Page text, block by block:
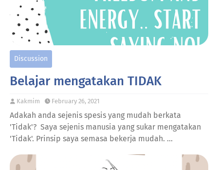
Discussion
Belajar mengatakan TIDAK
Kakmim February 26, 2021
Adakah anda sejenis spesis yang mudah berkata
'Tidak'? Saya sejenis manusia yang sukar mengatakan
'Tidak'. Prinsip saya semasa bekerja mudah. …